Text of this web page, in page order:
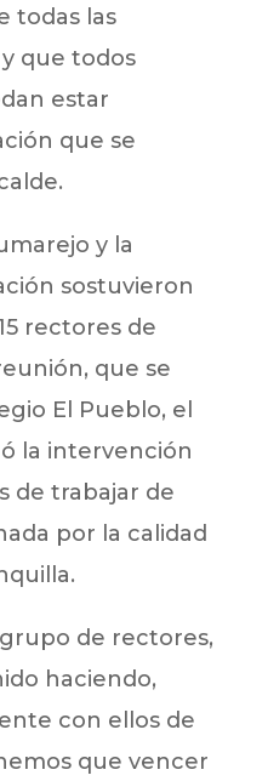
todas las
que todos
estar
que se
y la
sostuvieron
rectores de
que se
El Pueblo, el
la intervención
de trabajar de
por la calidad
de rectores,
haciendo,
con ellos de
que vencer